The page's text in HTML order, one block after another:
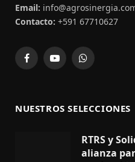
Email:
Contacto: +591 67710627
FacebookYouTubeWhatsApp
NUESTROS SELECCIONES
RTRS y
alianza